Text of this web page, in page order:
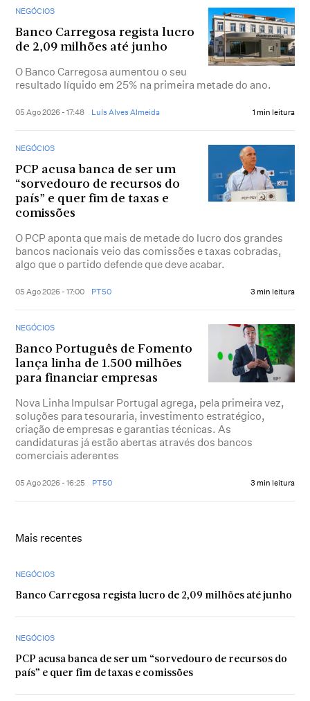
NEGÓCIOS
Banco Carregosa regista lucro
de 2,09 milhões até junho
O Banco Carregosa aumentou o seu
resultado líquido em 25% na primeira metade do ano.
05 Ago 2026 - 17:48 Luís Alves Almeida 1 min leitura
NEGÓCIOS
PCP acusa banca de ser um
“sorvedouro de recursos do
país” e quer fim de taxas e
comissões
O PCP aponta que mais de metade do lucro dos grandes
bancos nacionais veio das comissões e taxas cobradas,
algo que o partido defende que deve acabar.
05 Ago 2026 - 17:00 PT50 3 min leitura
NEGÓCIOS
Banco Português de Fomento
lança linha de 1.500 milhões
para financiar empresas
Nova Linha Impulsar Portugal agrega, pela primeira vez,
soluções para tesouraria, investimento estratégico,
criação de empresas e garantias técnicas. As
candidaturas já estão abertas através dos bancos
comerciais aderentes
05 Ago 2026 - 16:25 PT50 3 min leitura
Mais recentes
NEGÓCIOS
Banco Carregosa regista lucro de 2,09 milhões até junho
NEGÓCIOS
PCP acusa banca de ser um “sorvedouro de recursos do
país” e quer fim de taxas e comissões